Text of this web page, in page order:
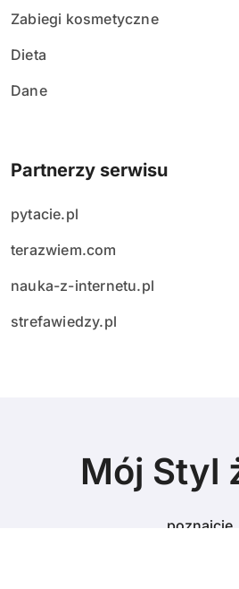
Zabiegi kosmetyczne
Dieta
Dane
Partnerzy serwisu
pytacie.pl
terazwiem.com
nauka-z-internetu.pl
strefawiedzy.pl
Mój Styl
poznajcie